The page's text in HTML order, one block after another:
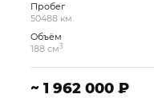
Пробег
50488 км.
Объём
188 см3
~ 1 962 000 ₽